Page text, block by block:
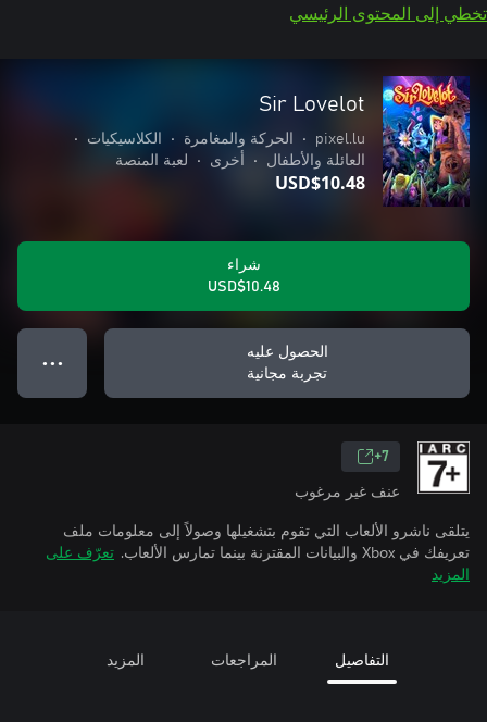
تخطي إلى المحتوى الرئيسي
Sir Lovelot
pixel.lu
• الحركة والمغامرة • الكلاسيكيات
•
العائلة والأطفال
• أخرى • لعبة المنصة
USD$10.48
شراء
USD$10.48
الحصول عليه
تجربة مجانية
● ● ●
7+
عنف غير مرغوب
يتلقى ناشرو الألعاب التي تقوم بتشغيلها وصولاً إلى معلومات ملف
تعريفك في Xbox والبيانات المقترنة بينما تمارس الألعاب.
تعرّف على
المزيد
التفاصيل المراجعات المزيد